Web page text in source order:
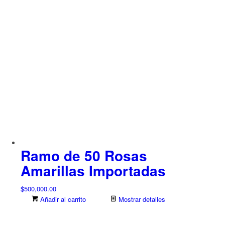
Ramo de 50 Rosas
Amarillas Importadas
$500,000.00
Añadir al carrito
Mostrar detalles